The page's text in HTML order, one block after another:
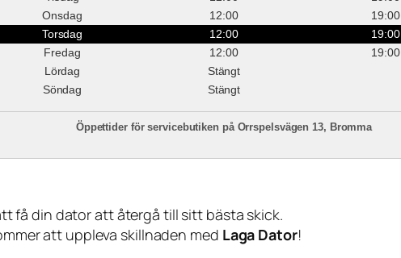
Onsdag
12:00
19:00
Torsdag
12:00
19:00
Fredag
12:00
19:00
Lördag
Stängt
Söndag
Stängt
Öppettider för servicebutiken på Orrspelsvägen 13, Bromma
få din dator att återgå till sitt bästa skick.
att uppleva skillnaden med Laga Dator!